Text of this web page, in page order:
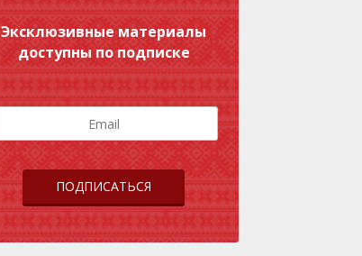
Эксклюзивные материалы
доступны по подписке